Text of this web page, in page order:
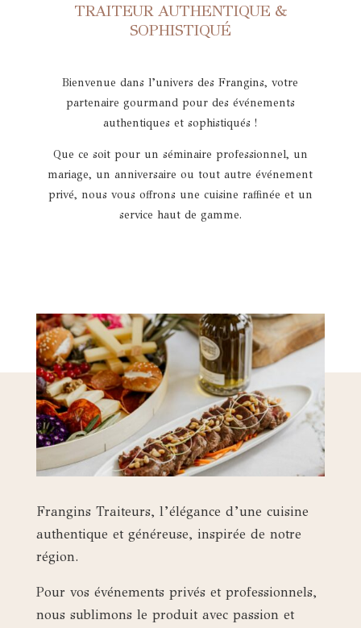
TRAITEUR AUTHENTIQUE &
SOPHISTIQUÉ
Bienvenue dans l’univers des Frangins, votre
partenaire gourmand pour des événements
authentiques et sophistiqués !
Que ce soit pour un séminaire professionnel, un
mariage, un anniversaire ou tout autre événement
privé, nous vous offrons une cuisine raffinée et un
service haut de gamme.
Frangins Traiteurs, l’élégance d’une cuisine
authentique et généreuse, inspirée de notre
région.
Pour vos événements privés et professionnels,
nous sublimons le produit avec passion et